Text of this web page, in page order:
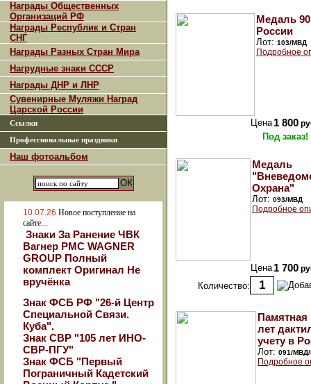
Награды Общественных
Организаций РФ
Награды Республик и Стран
СНГ
Награды Разных Стран Мира
Нагрудные знаки СССР
Награды ДНР и ЛНР
Сувенирные Муляжи Наград
Царской России
Ссылки
Профессиональные праздники
Наш фотоальбом
10.07.26 Новое поступление на
сайте...
Знаки За Ранение ЧВК
Вагнер РМС WAGNER
GROUP Полный
комплект Оригинал Не
вручёнка
Знак ФСБ РФ "26-й Центр
Специальной Связи.
Куба".
Знак СВР "105 лет ИНО-
СВР-ПГУ"
Знак ФСБ "Первый
Пограничный Кадетский
Медаль
России
Лот: 103/МВД
Подробное
Цена 1 800
Под заказ!
Медаль
Охрана"
Лот: 093/МВД
Подробное
Цена 1 700
Количество:
Памятная
лет
учету в
Лот: 091/МВД/
Подробное